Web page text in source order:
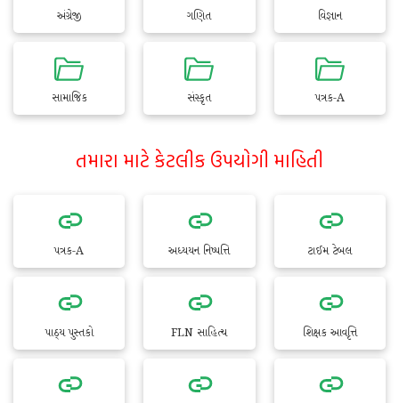
અંગ્રેજી ગણિત વિજ્ઞાન
સામાજિક સંસ્કૃત પત્રક-A
તમારા માટે કેટલીક ઉપયોગી માહિતી
પત્રક-A અધ્યયન નિષ્પત્તિ ટાઈમ ટેબલ
પાઠ્ય પુસ્તકો FLN સાહિત્ય શિક્ષક આવૃત્તિ